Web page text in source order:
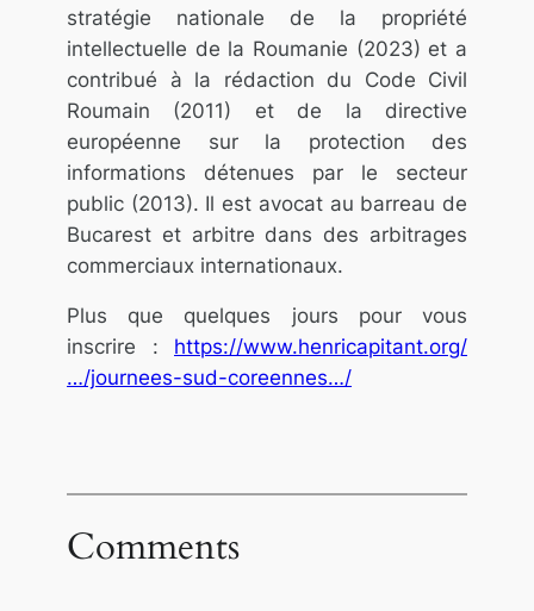
stratégie nationale de la propriété
intellectuelle de la Roumanie (2023) et a
contribué à la rédaction du Code Civil
Roumain (2011) et de la directive
européenne sur la protection des
informations détenues par le secteur
public (2013). Il est avocat au barreau de
Bucarest et arbitre dans des arbitrages
commerciaux internationaux.
Plus que quelques jours pour vous
inscrire : https://www.henricapitant.org/
…/journees-sud-coreennes…/
Comments